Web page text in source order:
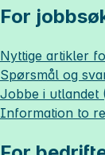
For
Nyttige artikler
Spørsmål og
Jobbe i utlandet
Information to